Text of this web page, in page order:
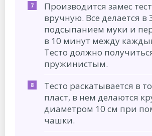
Производится замес
вручную. Все делается в
подсыпанием муки и
в 10 минут между
Тесто должно
пружинистым.
Тесто раскатывается в
пласт, в нем делаются
диаметром 10 см при
чашки.